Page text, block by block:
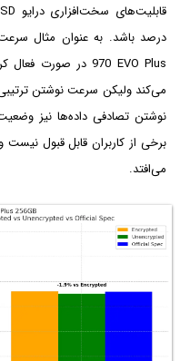
می‌کند ولیکن سرعت نوشتن
نوشتن تصادفی داده‌ها نیز
می‌افتد.